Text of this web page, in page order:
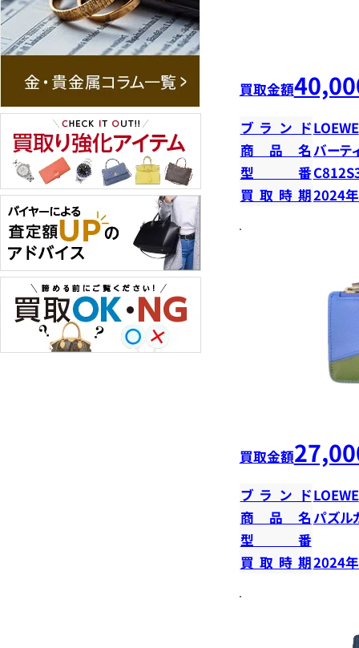
買取金額
ブランドLOEWE
商品名 バーテ
型番
買取時期2024
買取金額
ブランドLOEWE
商品名 パズル
型番
買取時期2024